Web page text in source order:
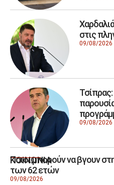
στις
09/08/2026
09/08/2026
ΚΟΙΝΩΝΙΑ
Ποιοι μπορούν να βγουν
των 62 ετών
09/08/2026